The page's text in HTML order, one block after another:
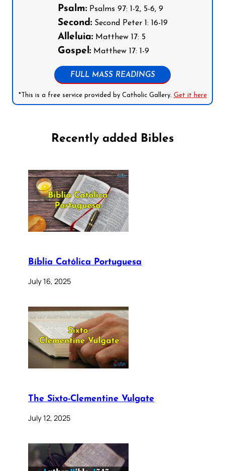
Psalm:Psalms 97: 1-2, 5-6, 9
Second:Second Peter 1: 16-19
Alleluia:Matthew 17: 5
Gospel:Matthew 17: 1-9
FULL MASS READINGS
*This is a free service provided by Catholic Gallery. Get it here
Recently added Bibles
Bíblia Católica Portuguesa
July 16, 2025
The Sixto-Clementine Vulgate
July 12, 2025